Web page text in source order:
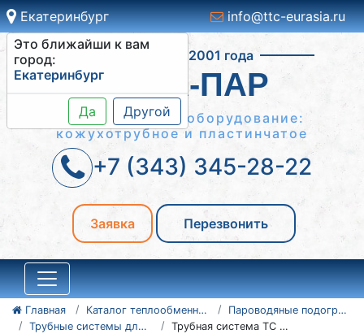
Екатеринбург
Это ближайши к вам
город:
Екатеринбург
Да Другой
info@ttc-eurasia.ru
Работаем с 2001 года
ВОДА-ПАР
Теплообменное оборудование:
кожухотрубное и пластинчатое
+7 (343) 345-28-22
Заявка Перезвонить
Главная Каталог теплообменного оборудования
Пароводяные подогреватели
Трубные системы для ПП
Трубная система ТС для ПП 1-24-7-4